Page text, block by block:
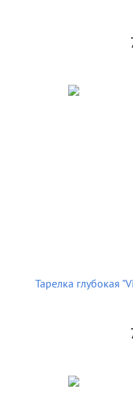
Тарелка глубокая